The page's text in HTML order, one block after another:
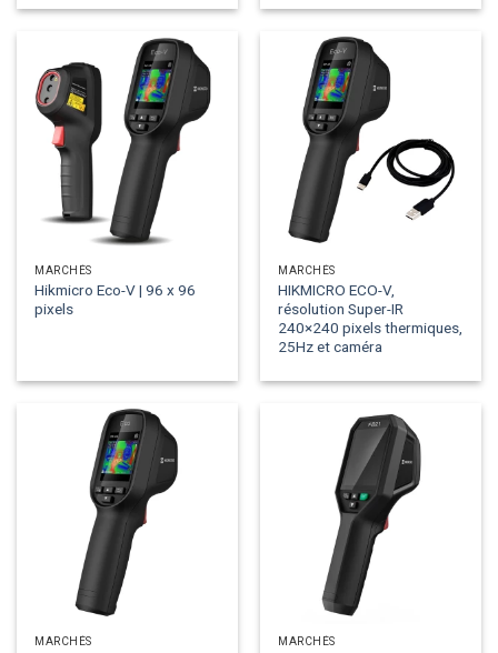
MARCHÉS
Hikmicro Eco-V | 96 x 96
pixels
MARCHÉS
HIKMICRO ECO-V,
résolution Super-IR
240×240 pixels thermiques,
25Hz et caméra
MARCHÉS MARCHÉS